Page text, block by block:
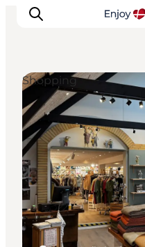
Erlebnisse
Reiseplanung
Destinationen
Guides
Veranstaltungen
Für Kinder
Shopping